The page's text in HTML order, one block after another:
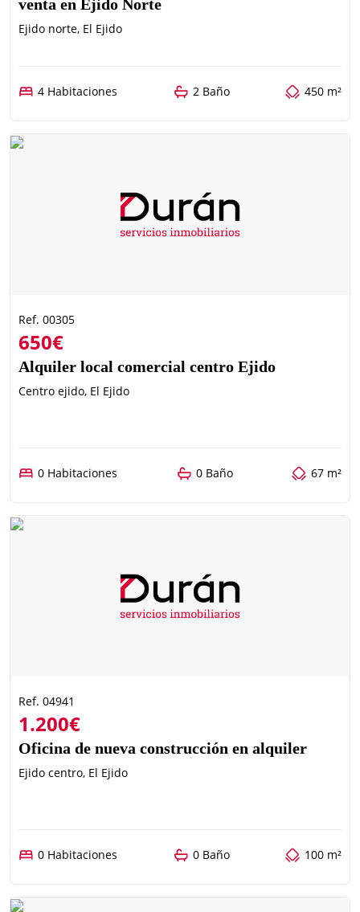
venta en Ejido Norte
Ejido norte, El Ejido
4 Habitaciones 2 Baño 450 m²
Ref. 00305
650€
Alquiler local comercial centro Ejido
Centro ejido, El Ejido
0 Habitaciones 0 Baño 67 m²
Ref. 04941
1.200€
Oficina de nueva construcción en alquiler
Ejido centro, El Ejido
0 Habitaciones 0 Baño 100 m²